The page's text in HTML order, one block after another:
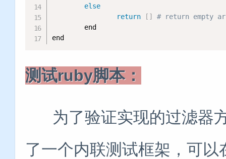
else
return
[ ]
# return empty
        end
end
测试ruby脚本：
为了验证实现的过滤器
了一个内联测试框架，可